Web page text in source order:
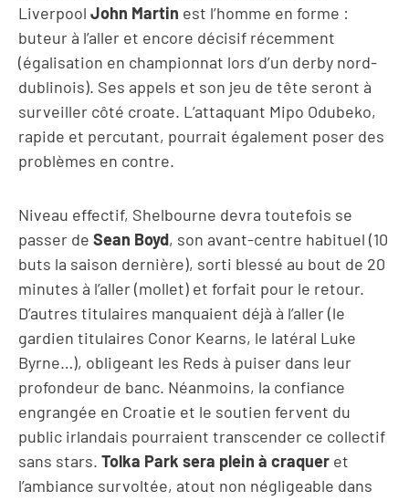
Liverpool John Martin est l’homme en forme :
buteur à l’aller et encore décisif récemment
(égalisation en championnat lors d’un derby nord-
dublinois). Ses appels et son jeu de tête seront à
surveiller côté croate. L’attaquant Mipo Odubeko,
rapide et percutant, pourrait également poser des
problèmes en contre.
Niveau effectif, Shelbourne devra toutefois se
passer de Sean Boyd, son avant-centre habituel (10
buts la saison dernière), sorti blessé au bout de 20
minutes à l’aller (mollet) et forfait pour le retour.
D’autres titulaires manquaient déjà à l’aller (le
gardien titulaires Conor Kearns, le latéral Luke
Byrne…), obligeant les Reds à puiser dans leur
profondeur de banc. Néanmoins, la confiance
engrangée en Croatie et le soutien fervent du
public irlandais pourraient transcender ce collectif
sans stars. Tolka Park sera plein à craquer et
l’ambiance survoltée, atout non négligeable dans